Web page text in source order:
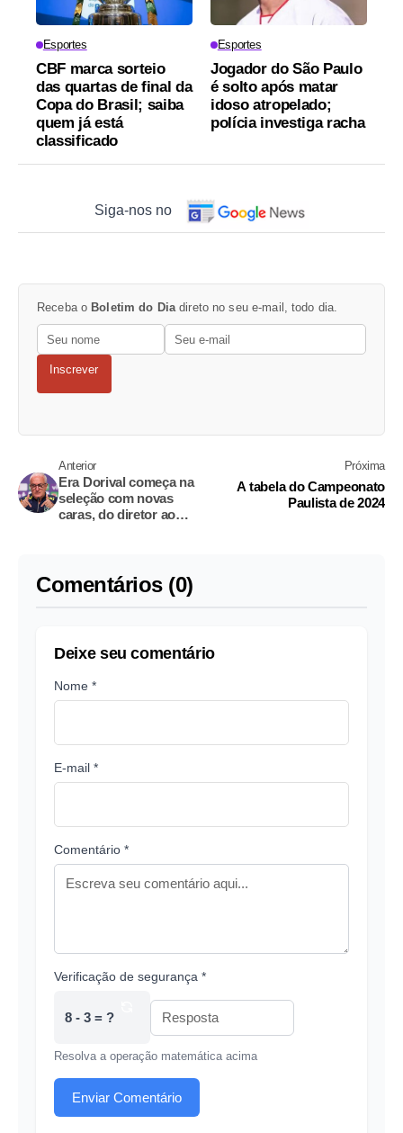
Esportes
CBF marca sorteio
das quartas de final da
Copa do Brasil; saiba
quem já está
classificado
Esportes
Jogador do São Paulo
é solto após matar
idoso atropelado;
polícia investiga racha
Siga-nos no
Receba o Boletim do Dia direto no seu e-mail, todo dia.
Inscrever
Anterior
Era Dorival começa na
seleção com novas
caras, do diretor ao
Próxima
A tabela do Campeonato
Paulista de 2024
Comentários (0)
Deixe seu comentário
Nome *
E-mail *
Comentário *
Verificação de segurança *
8 - 3 = ?
Resolva a operação matemática acima
Enviar Comentário